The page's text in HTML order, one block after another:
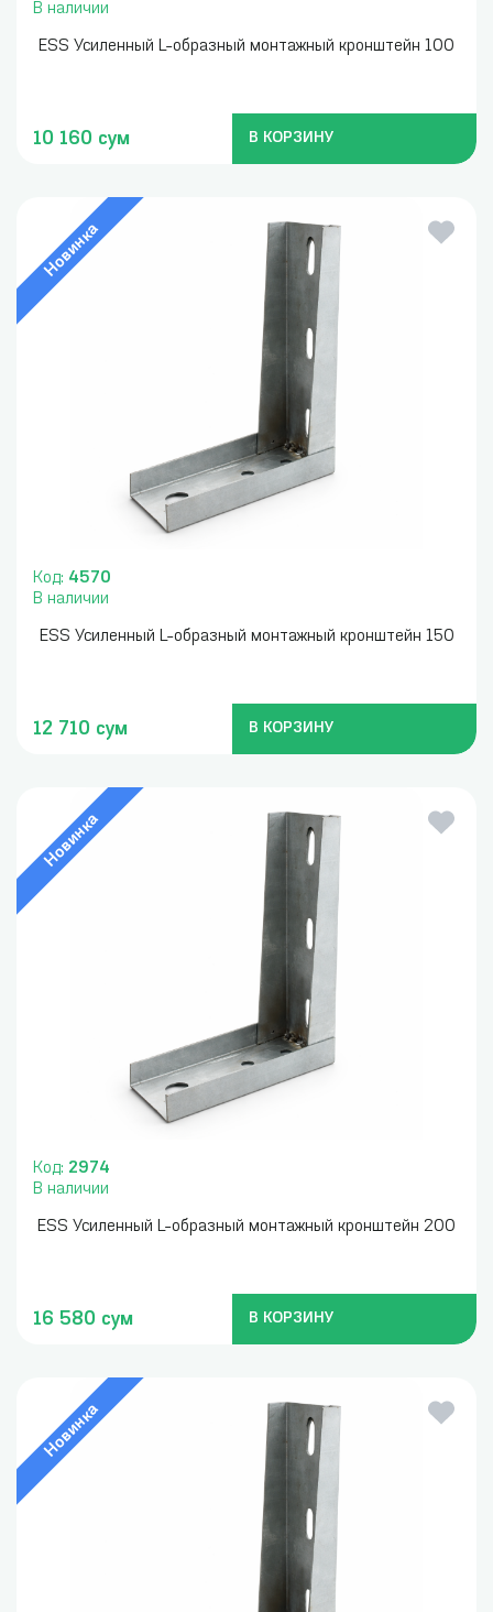
В наличии
ESS Усиленный L-образный монтажный кронштейн 100
10 160 сум В КОРЗИНУ
Новинка
Код: 4570
В наличии
ESS Усиленный L-образный монтажный кронштейн 150
12 710 сум В КОРЗИНУ
Новинка
Код: 2974
В наличии
ESS Усиленный L-образный монтажный кронштейн 200
16 580 сум В КОРЗИНУ
Новинка